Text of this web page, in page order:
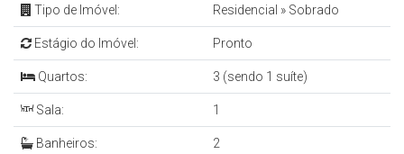
Tipo de Imóvel: Residencial » Sobrado
Estágio do Imóvel: Pronto
Quartos: 3 (sendo 1 suíte)
Sala: 1
Banheiros: 2